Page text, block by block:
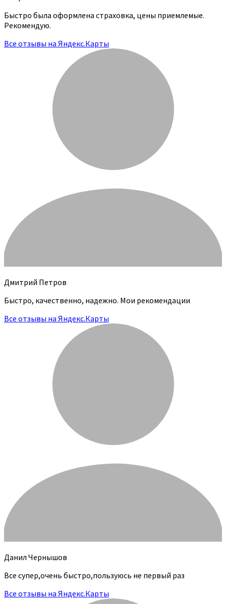
Быстро была оформлена страховка, цены приемлемые.
Рекомендую.
Все отзывы на Яндекс.Карты
Дмитрий Петров
Быстро, качественно, надежно. Мои рекомендации
Все отзывы на Яндекс.Карты
Данил Чернышов
Все супер,очень быстро,пользуюсь не первый раз
Все отзывы на Яндекс.Карты